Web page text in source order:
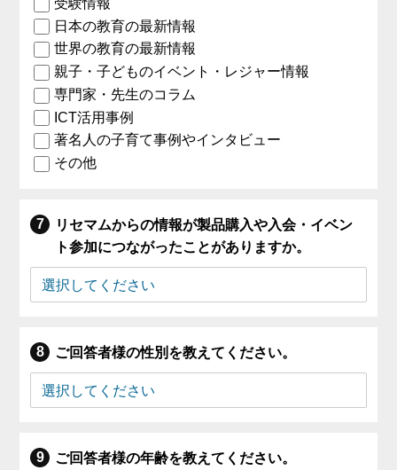
日本の教育の最新情報
世界の教育の最新情報
親子・子どものイベント・レジャー情報
専門家・先生のコラム
ICT活用事例
著名人の子育て事例やインタビュー
その他
リセマムからの情報が製品購入や入会・イベン
ト参加につながったことがありますか。
ご回答者様の性別を教えてください。
ご回答者様の年齢を教えてください。